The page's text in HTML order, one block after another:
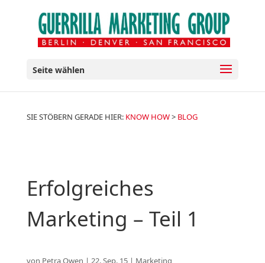
Seite wählen
SIE STÖBERN GERADE HIER: KNOW HOW> BLOG
Erfolgreiches
Marketing – Teil 1
von Petra Owen | 22. Sep. 15| Marketing